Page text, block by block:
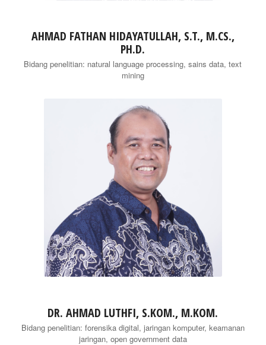
AHMAD FATHAN HIDAYATULLAH, S.T., M.CS.,
PH.D.
Bidang penelitian: natural language processing, sains data, text
mining
DR. AHMAD LUTHFI, S.KOM., M.KOM.
Bidang penelitian: forensika digital, jaringan komputer, keamanan
jaringan, open government data